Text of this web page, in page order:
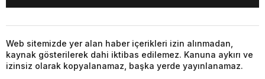
Web sitemizde yer alan haber içerikleri izin alınmadan,
kaynak gösterilerek dahi iktibas edilemez. Kanuna aykırı ve
izinsiz olarak kopyalanamaz, başka yerde yayınlanamaz.